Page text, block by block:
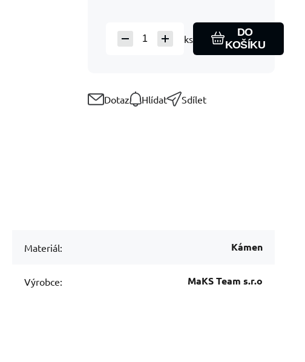
ks
DO
KOŠÍKU
Dotaz Hlídat Sdílet
Materiál: Kámen
Výrobce: MaKS Team s.r.o